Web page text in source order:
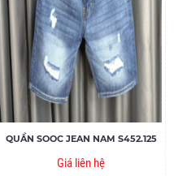
QUẦN SOOC JEAN NAM S452.125
Giá liên hệ